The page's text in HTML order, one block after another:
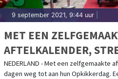
9 september 2021, 9:44 uur
MET EEN
AFTELKALENDER,
DAGEN WEG TOT AAN
NEDERLAND - Met een zelfgemaakte
dagen weg tot aan hun Opkikkerdag.